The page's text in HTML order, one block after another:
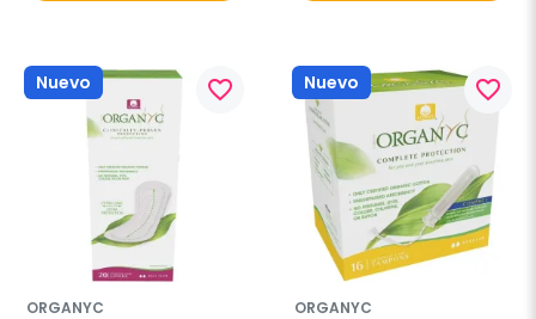
Nuevo favorite_border
ORGANYC
Nuevo favorite_border
ORGANYC